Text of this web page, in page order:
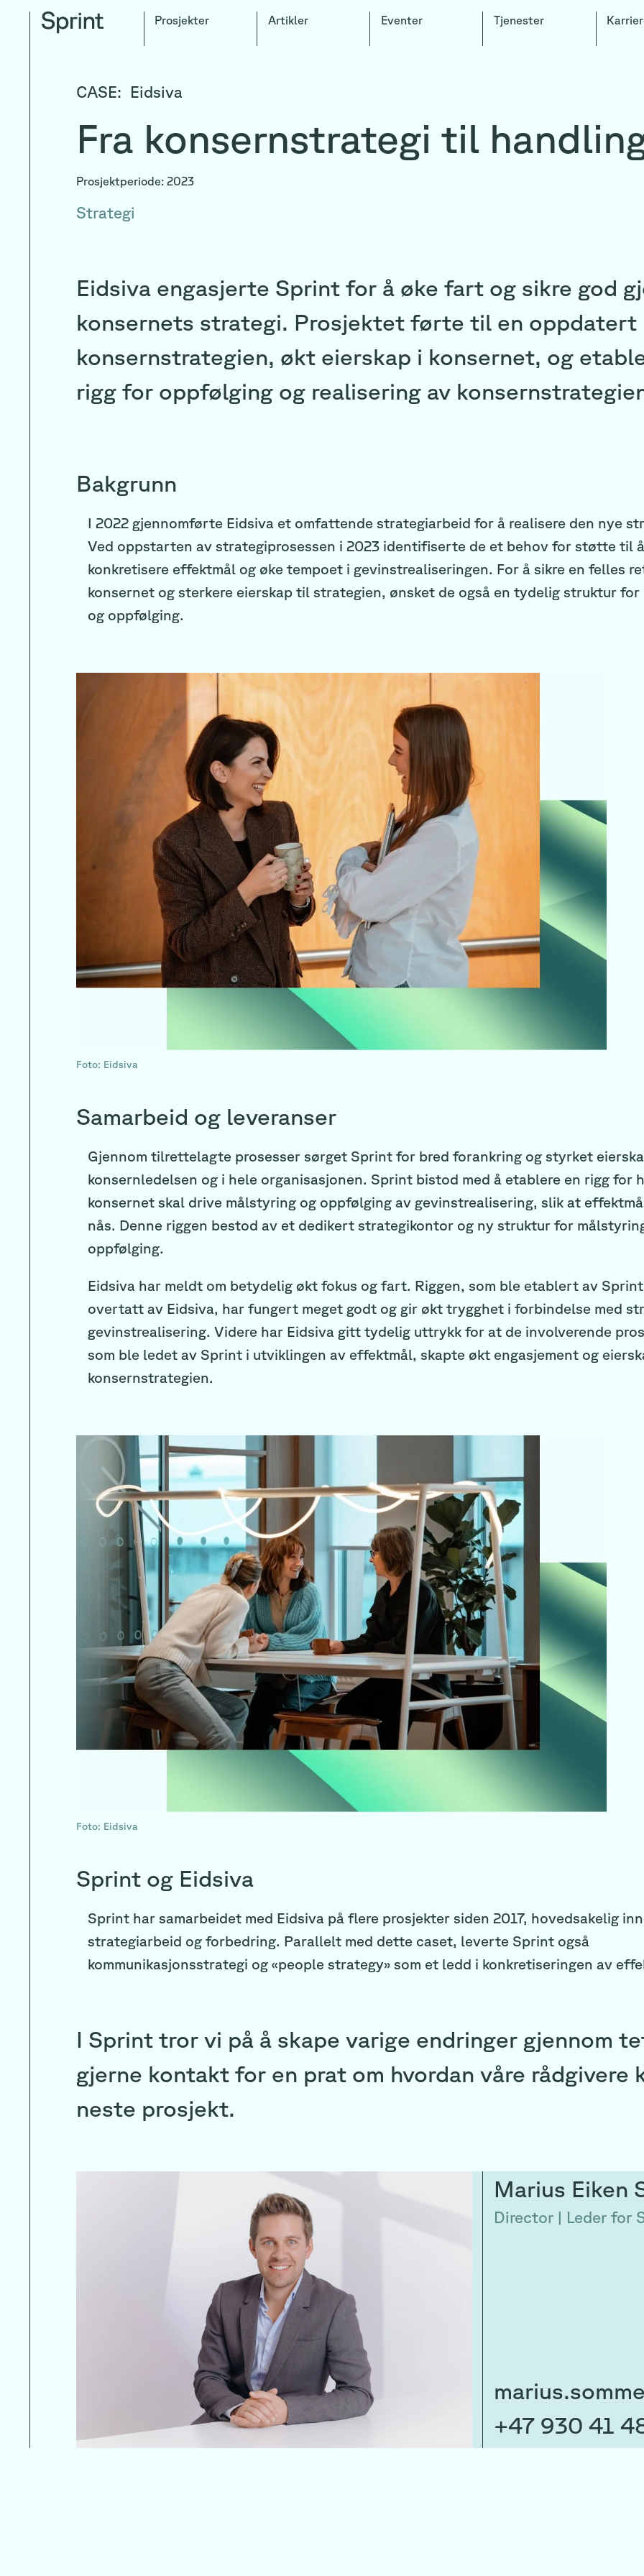
Tjenester
Eventer
Artikler
Prosjekter
CASE: Eidsiva
Fra konsernstrategi til
Prosjektperiode: 2023
Strategi
Eidsiva engasjerte Sprint for å øke fart og sikre god
konsernets strategi. Prosjektet førte til en oppdatert
konsernstrategien, økt eierskap i konsernet, og
rigg for oppfølging og realisering av
Bakgrunn
I 2022 gjennomførte Eidsiva et omfattende strategiarbeid for å realisere den nye
Ved oppstarten av strategiprosessen i 2023 identifiserte de et behov for støtte til å
konkretisere effektmål og øke tempoet i gevinstrealiseringen. For å sikre en felles
konsernet og sterkere eierskap til strategien, ønsket de også en tydelig struktur
og oppfølging.
Foto: Eidsiva
Samarbeid og leveranser
Gjennom tilrettelagte prosesser sørget Sprint for bred forankring og styrket
konsernledelsen og i hele organisasjonen. Sprint bistod med å etablere en rigg for
konsernet skal drive målstyring og oppfølging av gevinstrealisering, slik at
nås. Denne riggen bestod av et dedikert strategikontor og ny struktur for
oppfølging.
Eidsiva har meldt om betydelig økt fokus og fart. Riggen, som ble etablert av
overtatt av Eidsiva, har fungert meget godt og gir økt trygghet i forbindelse med
gevinstrealisering. Videre har Eidsiva gitt tydelig uttrykk for at de involverende
som ble ledet av Sprint i utviklingen av effektmål, skapte økt engasjement og
konsernstrategien.
Foto: Eidsiva
Sprint og Eidsiva
Sprint har samarbeidet med Eidsiva på flere prosjekter siden 2017, hovedsakelig
strategiarbeid og forbedring. Parallelt med dette caset, leverte Sprint også
kommunikasjonsstrategi og «people strategy» som et ledd i konkretiseringen av
I Sprint tror vi på å skape varige endringer gjennom
gjerne kontakt for en prat om hvordan våre rådgivere
neste prosjekt.
Marius Eiken
Director | Leder for
+47 930 41